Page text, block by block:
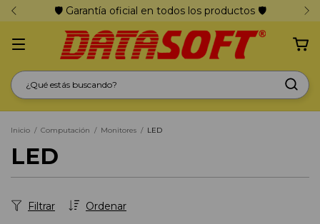
🛡️ Garantía oficial en todos los productos 🛡️
Inicio / Computación / Monitores / LED
LED
Ordenar
Filtrar